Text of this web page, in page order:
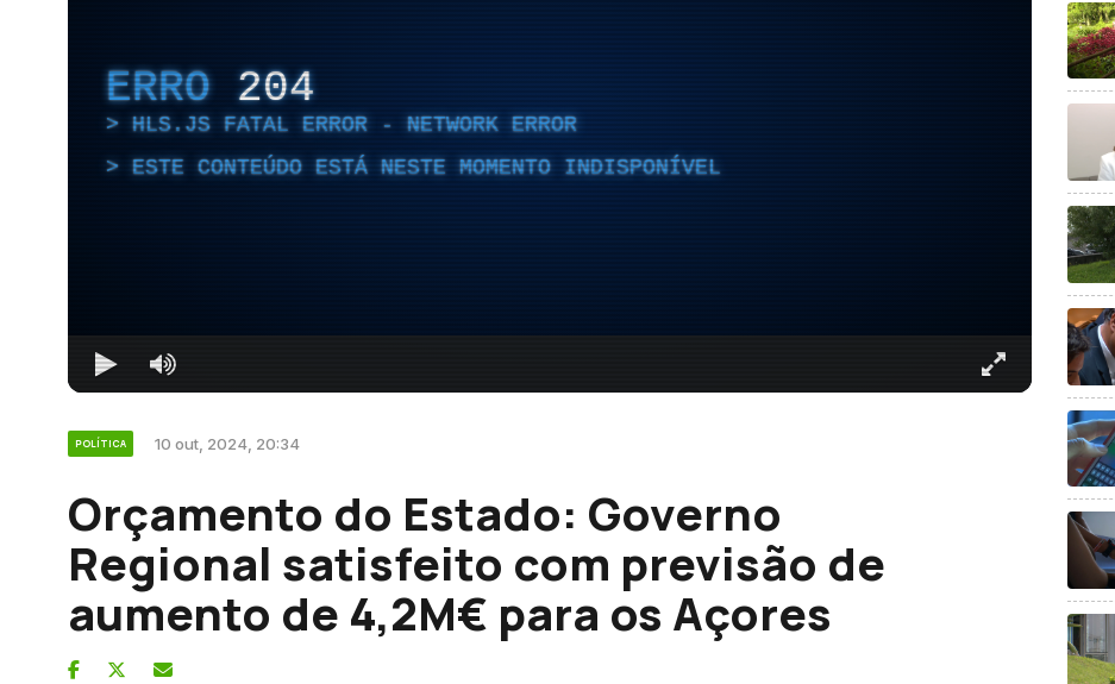
ERRO 204
HLS.JS FATAL ERROR - NETWORK ERROR
ESTE CONTEÚDO ESTÁ NESTE MOMENTO INDISPONÍVEL
POLÍTICA 10 out, 2024, 20:34
Orçamento do Estado: Governo
Regional satisfeito com previsão de
aumento de 4,2M€ para os Açores